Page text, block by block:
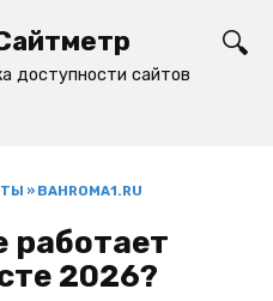
доступности сайтов
» BAHROMA1.RU
работает
2026?